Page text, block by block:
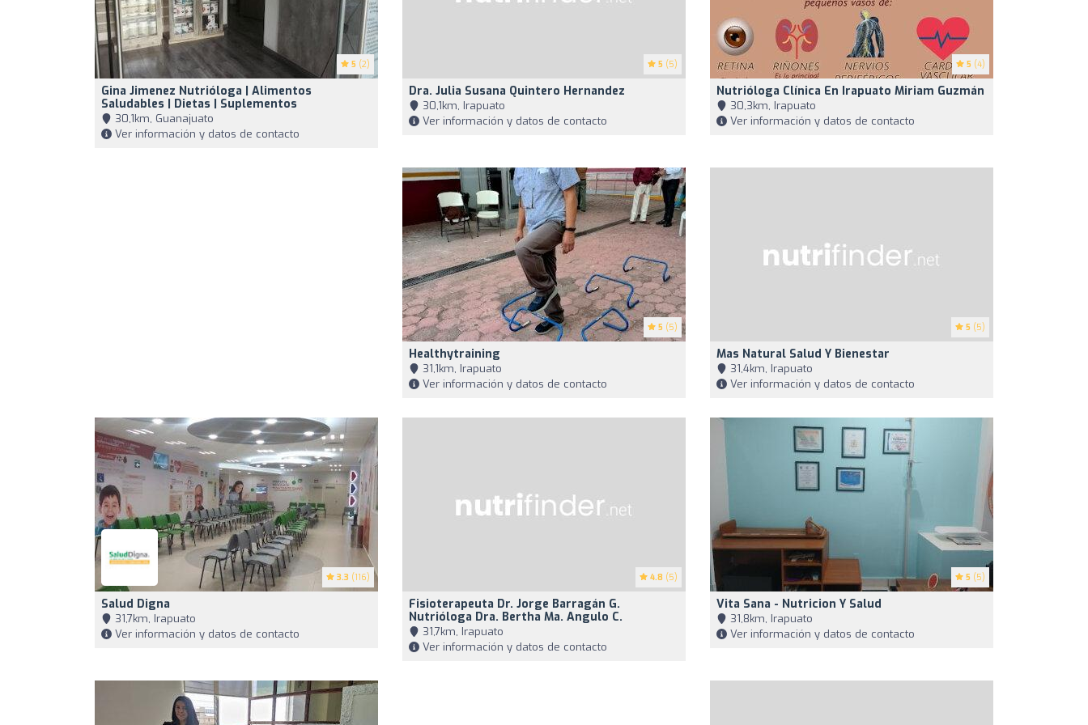
5 (2)
Gina Jimenez Nutrióloga | Alimentos
Saludables | Dietas | Suplementos
30,1km, Guanajuato
Ver información y datos de contacto
5 (5)
Dra. Julia Susana Quintero Hernandez
30,1km, Irapuato
Ver información y datos de contacto
5 (4)
Nutrióloga Clínica En Irapuato Miriam Guzmán
30,3km, Irapuato
Ver información y datos de contacto
5 (5)
Healthytraining
31,1km, Irapuato
Ver información y datos de contacto
5 (5)
Mas Natural Salud Y Bienestar
31,4km, Irapuato
Ver información y datos de contacto
3.3 (116)
Salud Digna
31,7km, Irapuato
Ver información y datos de contacto
4.8 (5)
Fisioterapeuta Dr. Jorge Barragán G.
Nutrióloga Dra. Bertha Ma. Angulo C.
31,7km, Irapuato
Ver información y datos de contacto
5 (5)
Vita Sana - Nutricion Y Salud
31,8km, Irapuato
Ver información y datos de contacto